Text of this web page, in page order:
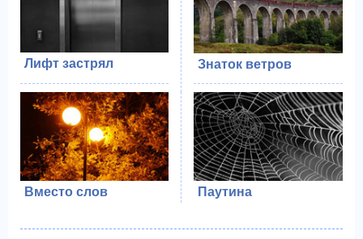
Лифт застрял Знаток ветров
Вместо слов Паутина